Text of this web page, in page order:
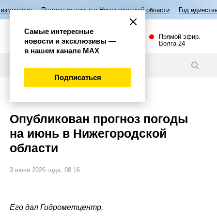
семьи в Нижегородской области Год единства народов России
Прямой эфир.
Волга 24
Опубликован прогноз погоды
на июнь в Нижегородской
области
3 июня 2026 года, 08:16
Его дал Гидрометцентр.
Самые интересные
новости и эксклюзивы —
в нашем канале МАХ
Подписаться